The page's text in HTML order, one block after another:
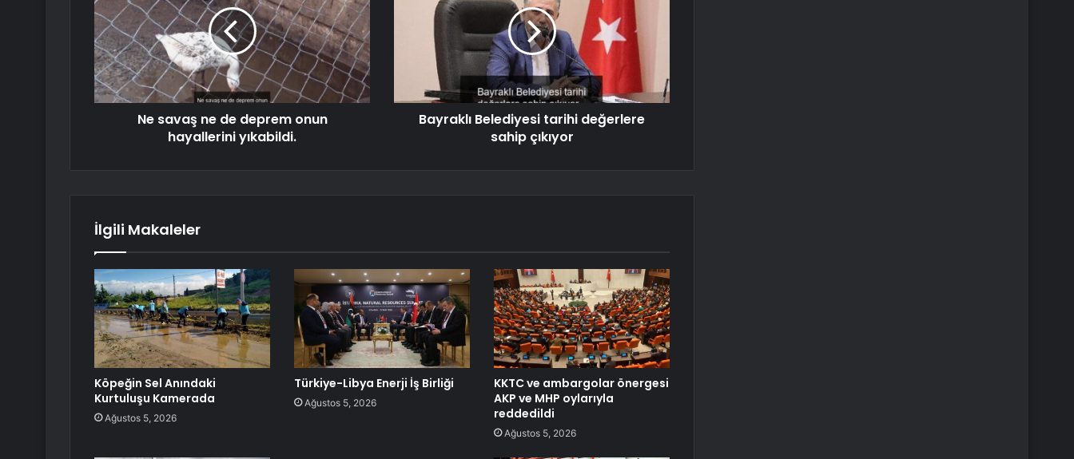
Ne savaş ne de deprem onun
hayallerini yıkabildi.
Bayraklı Belediyesi tarihi değerlere
sahip çıkıyor
İlgili Makaleler
Köpeğin Sel Anındaki
Kurtuluşu Kamerada
Ağustos 5, 2026
Türkiye-Libya Enerji İş Birliği
Ağustos 5, 2026
KKTC ve ambargolar önergesi
AKP ve MHP oylarıyla
reddedildi
Ağustos 5, 2026